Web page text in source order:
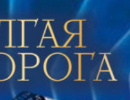
м. Кировский завод
завод,
транспорта
Кировского
к с. Копорье и